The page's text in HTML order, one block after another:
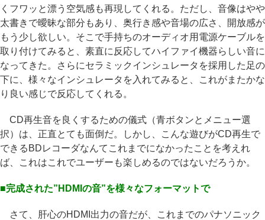
くフワッと漂う空気感も再現してくれる。ただし、音像はやや
太書きで曖昧な部分もあり、奥行き感や音場の広さ、開放感が
もう少し欲しい。そこで手持ちのオーディオ用電源ケーブルを
取り付けてみると、素直に反応してハイファイ機器らしい音に
なってきた。さらにセラミックインシュレータを採用した足の
下に、様々なインシュレータを入れてみると、これがまたかな
り良い感じで反応してくれる。
CD再生音を良くするための儀式（青ボタンとメニュー選
択）は、正直とても面倒だ。しかし、こんな遊びがCD再生で
できるBDレコーダなんてこれまでになかったことを考えれ
ば、これはこれでユーザーも楽しめるのではないだろうか。
■完成された”HDMIの音”を様々なフォーマットで
さて、肝心のHDMI出力の音だが、これまでのパナソニック